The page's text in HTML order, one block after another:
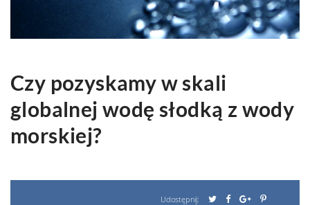
Czy pozyskamy w skali
globalnej wodę słodką z wody
morskiej?
Udostępnij: